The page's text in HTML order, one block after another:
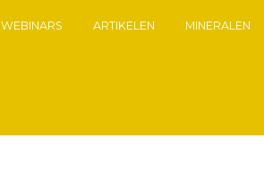
WEBINARS ARTIKELEN MINERALEN